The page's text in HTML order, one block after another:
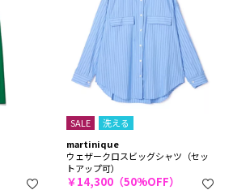
SALE
洗える
martinique
ウェザークロスビッグシャツ（セッ
トアップ可）
￥14,300（50%OFF）